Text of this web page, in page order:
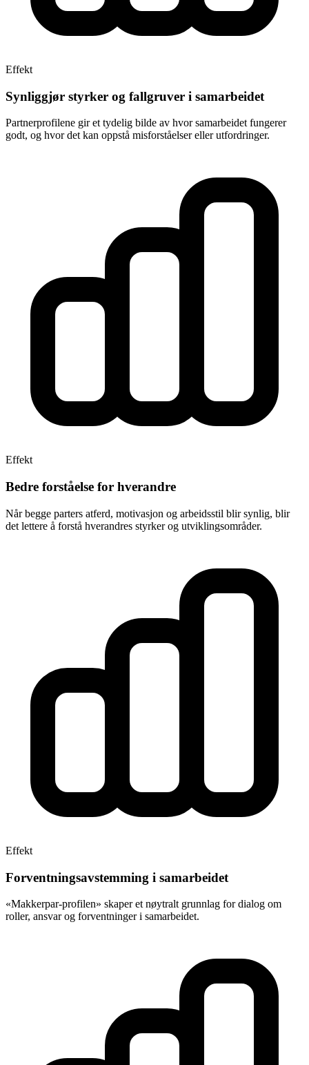
Effekt
Synliggjør styrker og fallgruver i samarbeidet
Partnerprofilene gir et tydelig bilde av hvor samarbeidet fungerer
godt, og hvor det kan oppstå misforståelser eller utfordringer.
Effekt
Bedre forståelse for hverandre
Når begge parters atferd, motivasjon og arbeidsstil blir synlig, blir
det lettere å forstå hverandres styrker og utviklingsområder.
Effekt
Forventningsavstemming i samarbeidet
«Makkerpar-profilen» skaper et nøytralt grunnlag for dialog om
roller, ansvar og forventninger i samarbeidet.